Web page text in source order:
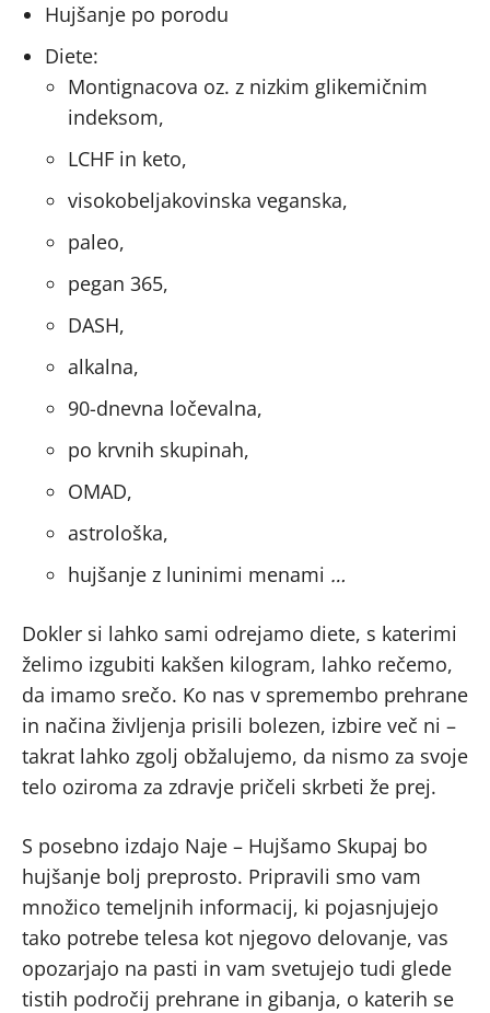
Hujšanje po porodu
Diete:
Montignacova oz. z nizkim glikemičnim
indeksom,
LCHF in keto,
visokobeljakovinska veganska,
paleo,
pegan 365,
DASH,
alkalna,
90-dnevna ločevalna,
po krvnih skupinah,
OMAD,
astrološka,
hujšanje z luninimi menami …
Dokler si lahko sami odrejamo diete, s katerimi
želimo izgubiti kakšen kilogram, lahko rečemo,
da imamo srečo. Ko nas v spremembo prehrane
in načina življenja prisili bolezen, izbire več ni –
takrat lahko zgolj obžalujemo, da nismo za svoje
telo oziroma za zdravje pričeli skrbeti že prej.
S posebno izdajo Naje – Hujšamo Skupaj bo
hujšanje bolj preprosto. Pripravili smo vam
množico temeljnih informacij, ki pojasnjujejo
tako potrebe telesa kot njegovo delovanje, vas
opozarjajo na pasti in vam svetujejo tudi glede
tistih področij prehrane in gibanja, o katerih se